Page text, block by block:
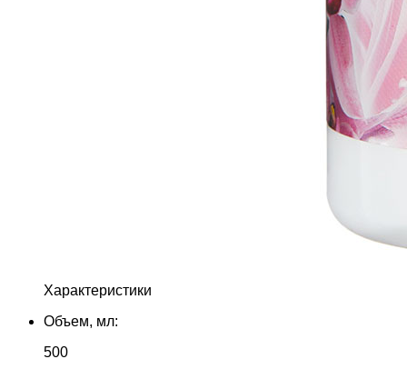
Характеристики
Объем, мл:
500